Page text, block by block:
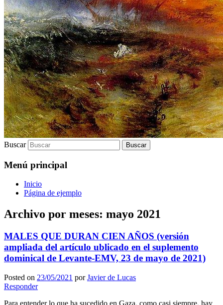
Buscar
Menú principal
Inicio
Página de ejemplo
Archivo por meses: mayo 2021
MALES QUE DURAN CIEN AÑOS (versión
ampliada del artículo ublicado en el suplemento
dominical de Levante-EMV, 23 de mayo de 2021)
Posted on 23/05/2021 porJavier de Lucas
Responder
Para entender lo que ha sucedido en Gaza, como casi siempre, hay